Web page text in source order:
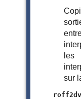
sur